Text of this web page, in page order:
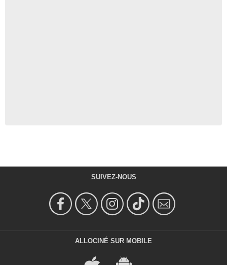
SUIVEZ-NOUS
ALLOCINÉ SUR MOBILE